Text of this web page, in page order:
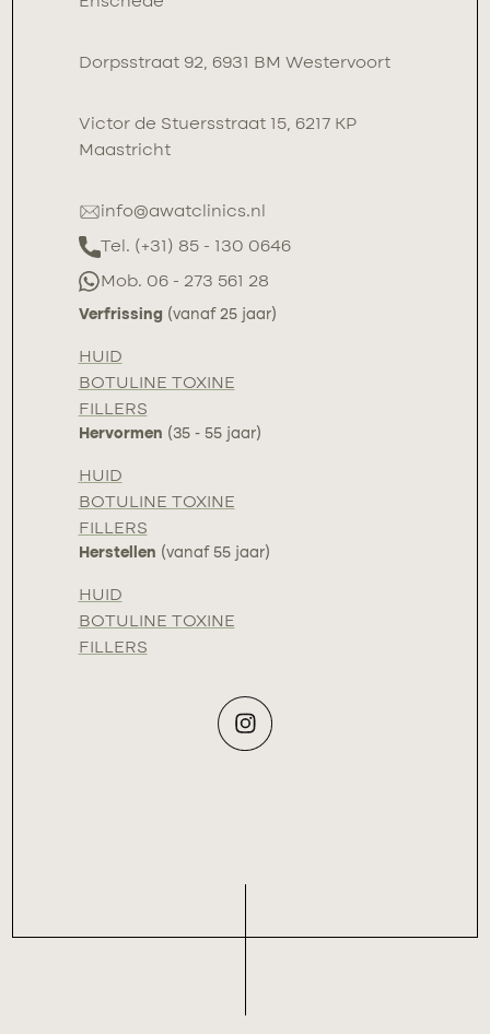
Dorpsstraat 92, 6931 BM Westervoort
Victor de Stuersstraat 15, 6217 KP
Maastricht
info@awatclinics.nl
Tel. (+31) 85 - 130 0646
Mob. 06 - 273 561 28
Verfrissing (vanaf 25 jaar)
HUID
BOTULINE TOXINE
FILLERS
Hervormen (35 - 55 jaar)
HUID
BOTULINE TOXINE
FILLERS
Herstellen (vanaf 55 jaar)
HUID
BOTULINE TOXINE
FILLERS